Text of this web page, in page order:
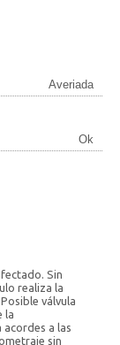
Averiada
Ok
Sin
realiza la
válvula
la
acordes a las
sin